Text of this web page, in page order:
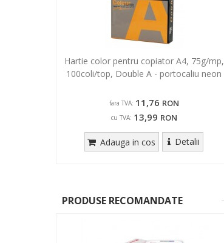
Hartie color pentru copiator A4, 75g/mp,
100coli/top, Double A - portocaliu neon
fara TVA: 11,76 RON
cu TVA: 13,99 RON
Adauga in cos Detalii
PRODUSE RECOMANDATE